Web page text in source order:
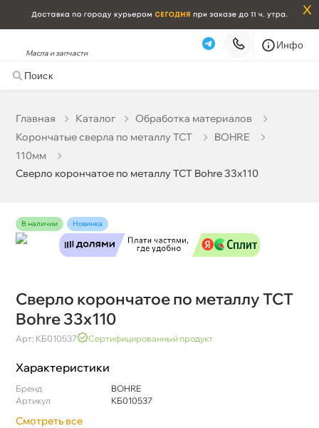
x
Масла и запчасти
Инфо
Главная Катало
Обработка материало
Корончатые сверла по металлу TCT
BOHRE
110мм
Сверло корончатое по металлу TCT Bohre 33х110
наличии Новинка
Сверло корончатое по металлу TCT
Bohre 33х110
Арт: КБ010537 Сертифицированный продукт
Характеристики
Бренд
BOHRE
Артикул
КБ010537
Смотреть все
Бесплатная
Срочная за 2 ч – 399 ₽ Сегодня, 07.08
Карта Список